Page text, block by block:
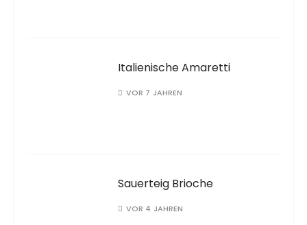
Italienische Amaretti
VOR 7 JAHREN
Sauerteig Brioche
VOR 4 JAHREN